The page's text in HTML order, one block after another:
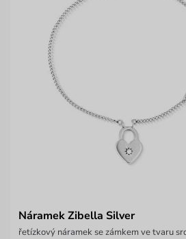
Náramek Zibella Silver
řetízkový náramek se zámkem ve tvaru